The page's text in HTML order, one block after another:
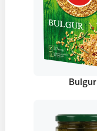
Bulgur